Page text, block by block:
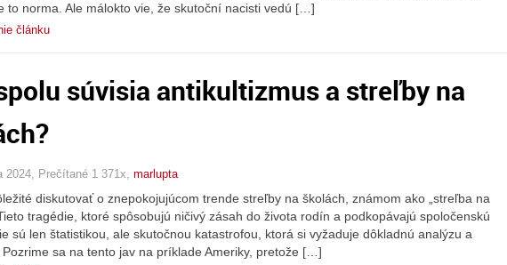
to norma. Ale málokto vie, že skutoční nacisti vedú […]
článku
súvisia antikultizmus a streľby na
2024, Prečítané 1 371x, marlupta
diskutovať o znepokojujúcom trende streľby na školách, známom ako „streľba na
tragédie, ktoré spôsobujú ničivý zásah do života rodín a podkopávajú spoločenskú
sú len štatistikou, ale skutočnou katastrofou, ktorá si vyžaduje dôkladnú analýzu a
sa na tento jav na príklade Ameriky, pretože […]